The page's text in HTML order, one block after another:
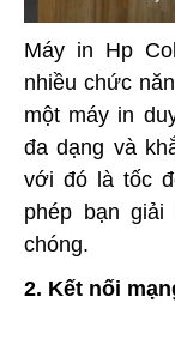
Máy in Hp
nhiều chức
một máy in
đa dạng và
với đó là tốc
phép bạn giải
chóng.
2. Kết nối